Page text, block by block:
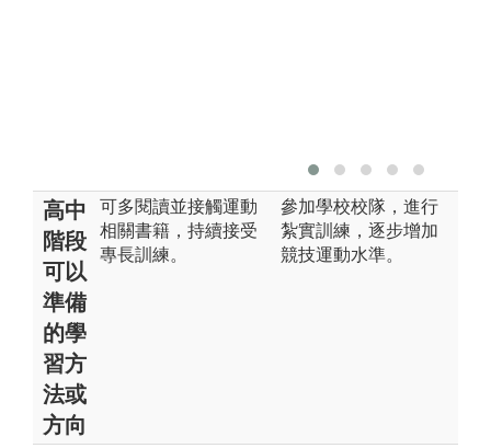
高中
階段
可以
準備
的學
習方
法或
方向
可多閱讀並接觸運動
相關書籍，持續接受
專長訓練。
參加學校校隊，進行
紮實訓練，逐步增加
競技運動水準。